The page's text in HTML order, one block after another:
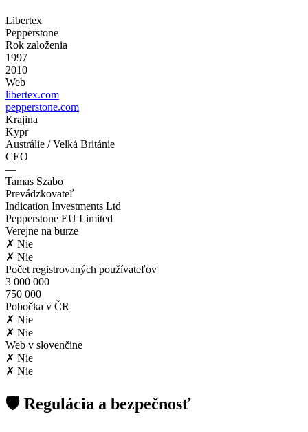
Libertex
Pepperstone
Rok založenia
1997
2010
Web
libertex.com
pepperstone.com
Krajina
Kypr
Austrálie / Velká Británie
CEO
—
Tamas Szabo
Prevádzkovateľ
Indication Investments Ltd
Pepperstone EU Limited
Verejne na burze
✗ Nie
✗ Nie
Počet registrovaných používateľov
3 000 000
750 000
Pobočka v ČR
✗ Nie
✗ Nie
Web v slovenčine
✗ Nie
✗ Nie
🛡️ Regulácia a bezpečnosť